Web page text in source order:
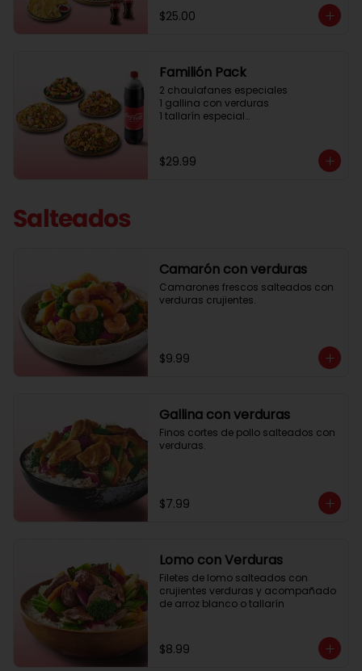
$25.00
Familión Pack
2 chaulafanes especiales
1 gallina con verduras
1 tallarín especial
$29.99
Salteados
Camarón con verduras
Camarones frescos salteados con
verduras crujientes.
$9.99
Gallina con verduras
Finos cortes de pollo salteados con
verduras.
$7.99
Lomo con Verduras
Filetes de lomo salteados con
crujientes verduras y acompañado
de arroz blanco o tallarín
$8.99